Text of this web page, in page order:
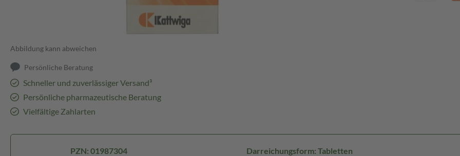
Abbildung kann abweichen
Persönliche Beratung
Schneller und zuverlässiger Versand³
Persönliche pharmazeutische Beratung
Vielfältige Zahlarten
PZN: 01987304 Darreichungsform: Tabletten